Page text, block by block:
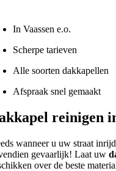
In Vaassen e.o.
Scherpe tarieven
Alle soorten dakkapellen
Afspraak snel gemaakt
reinigen
wanneer u uw straat
gevaarlijk! Laat uw
over de beste